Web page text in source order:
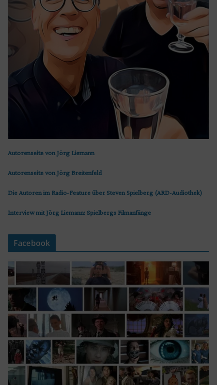
Autorenseite von Jörg Liemann
Autorenseite von Jörg Breitenfeld
Die Autoren im Radio-Feature über Steven Spielberg (ARD-Audiothek)
Interview mit Jörg Liemann: Spielbergs Filmanfänge
Facebook